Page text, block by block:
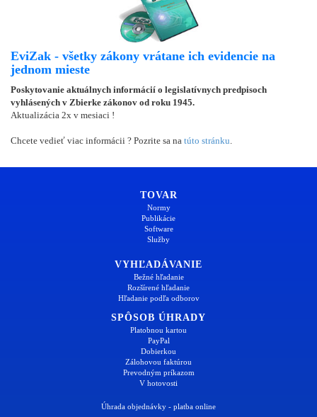
EviZak - všetky zákony vrátane ich evidencie na
jednom mieste
Poskytovanie aktuálnych informácií o legislatívnych predpisoch
vyhlásených v Zbierke zákonov od roku 1945.
Aktualizácia 2x v mesiaci !
Chcete vedieť viac informácii ? Pozrite sa na túto stránku
TOVAR
Normy
Publikácie
Software
Služby
VYHĽADÁVANIE
Bežné hľadanie
Rozšírené hľadanie
Hľadanie podľa odborov
SPÔSOB ÚHRADY
Platobnou kartou
PayPal
Dobierkou
Zálohovou faktúrou
Prevodným príkazom
V hotovosti
Úhrada objednávky - platba online